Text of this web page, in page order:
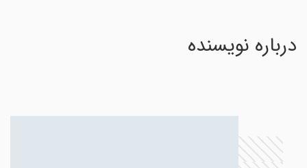
درباره نویسنده